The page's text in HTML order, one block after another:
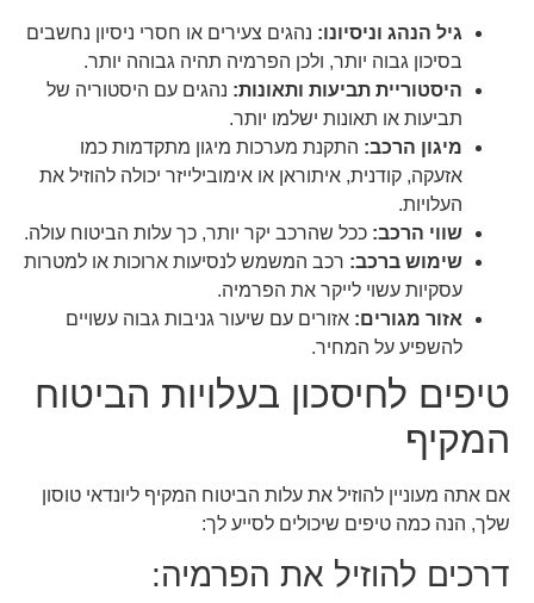
גיל הנהג וניסיונו:נהגים צעירים או חסרי ניסיון נחשבים
בסיכון גבוה יותר, ולכן הפרמיה תהיה גבוהה יותר.
היסטוריית תביעות ותאונות:נהגים עם היסטוריה של
תביעות או תאונות ישלמו יותר.
מיגון הרכב:התקנת מערכות מיגון מתקדמות כמו
אזעקה, קודנית, איתוראן או אימובילייזר יכולה להוזיל את
העלויות.
שווי הרכב:ככל שהרכב יקר יותר, כך עלות הביטוח עולה.
שימוש ברכב:רכב המשמש לנסיעות ארוכות או למטרות
עסקיות עשוי לייקר את הפרמיה.
אזור מגורים:אזורים עם שיעור גניבות גבוה עשויים
להשפיע על המחיר.
טיפים לחיסכון בעלויות הביטוח
המקיף
אם אתה מעוניין להוזיל את עלות הביטוח המקיף ליונדאי טוסון
שלך, הנה כמה טיפים שיכולים לסייע לך:
דרכים להוזיל את הפרמיה: